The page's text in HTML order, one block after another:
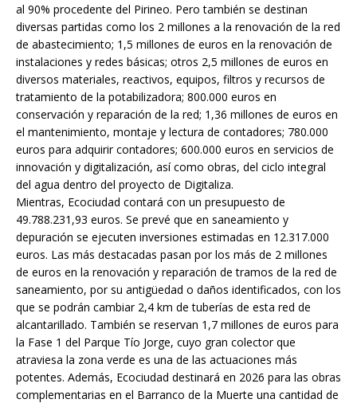
al 90% procedente del Pirineo. Pero también se destinan
diversas partidas como los 2 millones a la renovación de la red
de abastecimiento; 1,5 millones de euros en la renovación de
instalaciones y redes básicas; otros 2,5 millones de euros en
diversos materiales, reactivos, equipos, filtros y recursos de
tratamiento de la potabilizadora; 800.000 euros en
conservación y reparación de la red; 1,36 millones de euros en
el mantenimiento, montaje y lectura de contadores; 780.000
euros para adquirir contadores; 600.000 euros en servicios de
innovación y digitalización, así como obras, del ciclo integral
del agua dentro del proyecto de Digitaliza.
Mientras, Ecociudad contará con un presupuesto de
49.788.231,93 euros. Se prevé que en saneamiento y
depuración se ejecuten inversiones estimadas en 12.317.000
euros. Las más destacadas pasan por los más de 2 millones
de euros en la renovación y reparación de tramos de la red de
saneamiento, por su antigüedad o daños identificados, con los
que se podrán cambiar 2,4 km de tuberías de esta red de
alcantarillado. También se reservan 1,7 millones de euros para
la Fase 1 del Parque Tío Jorge, cuyo gran colector que
atraviesa la zona verde es una de las actuaciones más
potentes. Además, Ecociudad destinará en 2026 para las obras
complementarias en el Barranco de la Muerte una cantidad de